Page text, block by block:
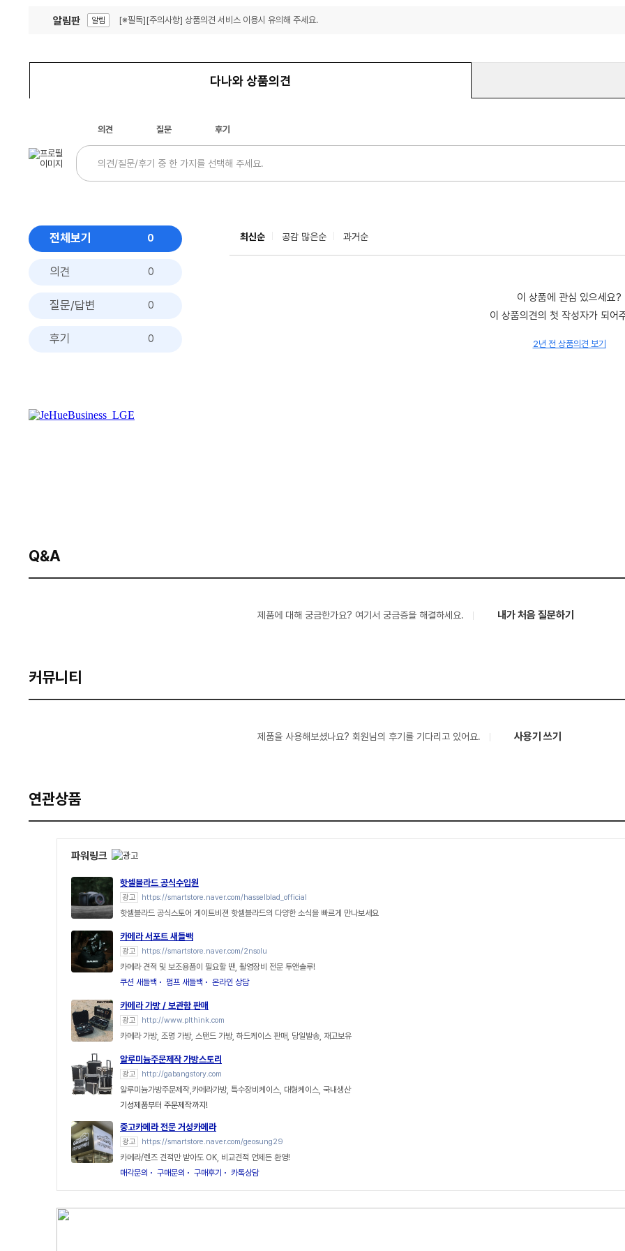
알림판 알림 [※필독][주의사항] 상품의견 서비스 이용시 유의해 주세요.
다나와 상품의견
의견 질문 후기
전체보기 0
의견 0
질문/답변 0
후기 0
최신순 공감 많은순 과거순
이 상품에 관심 있으세요?
이 상품의견의 첫 작성자가 되어
2년 전 상품의견 보기
Q&A
제품에 대해 궁금한가요? 여기서 궁금증을 해결하세요. 내가 처음 질문하기
커뮤니티
제품을 사용해보셨나요? 회원님의 후기를 기다리고 있어요. 사용기 쓰기
연관상품
파워링크
핫셀블라드 공식수입원
광고 https://smartstore.naver.com/hasselblad_official
핫셀블라드 공식스토어 게이트비젼 핫셀블라드의 다양한 소식을 빠르게 만나보세요
카메라 서포트 새들백
광고 https://smartstore.naver.com/2nsolu
카메라 견적 및 보조용품이 필요할 땐, 촬영장비 전문 투앤솔루!
쿠션 새들백
펌프 새들백 온라인 상담
카메라 가방 / 보관함 판매
광고 http://www.plthink.com
카메라 가방, 조명 가방, 스탠드 가방, 하드케이스 판매, 당일발송, 재고보유
알루미늄주문제작 가방스토리
광고 http://gabangstory.com
알루미늄가방주문제작,카메라가방, 특수장비케이스, 대형케이스, 국내생산
기성제품부터 주문제작까지!
중고카메라 전문 거성카메라
광고 https://smartstore.naver.com/geosung29
카메라/렌즈 견적만 받아도 OK, 비교견적 언제든 환영!
매각문의
구매문의 구매후기 카톡상담